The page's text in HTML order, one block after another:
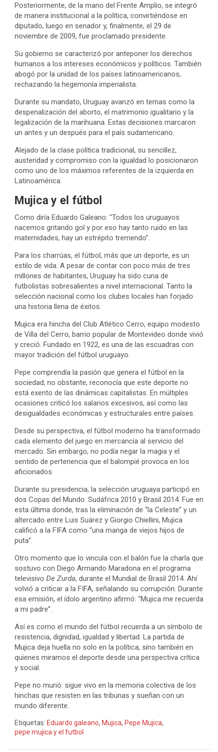
Posteriormente, de la mano del Frente Amplio, se integró
de manera institucional a la política, convirtiéndose en
diputado, luego en senador y, finalmente, el 29 de
noviembre de 2009, fue proclamado presidente.
Su gobierno se caracterizó por anteponer los derechos
humanos a los intereses económicos y políticos. También
abogó por la unidad de los países latinoamericanos,
rechazando la hegemonía imperialista.
Durante su mandato, Uruguay avanzó en temas como la
despenalización del aborto, el matrimonio igualitario y la
legalización de la marihuana. Estas decisiones marcaron
un antes y un después para el país sudamericano.
Alejado de la clase política tradicional, su sencillez,
austeridad y compromiso con la igualdad lo posicionaron
como uno de los máximos referentes de la izquierda en
Latinoamérica.
Mujica y el fútbol
Como diría Eduardo Galeano: “Todos los uruguayos
nacemos gritando gol y por eso hay tanto ruido en las
maternidades, hay un estrépito tremendo”.
Para los charrúas, el fútbol, más que un deporte, es un
estilo de vida. A pesar de contar con poco más de tres
millones de habitantes, Uruguay ha sido cuna de
futbolistas sobresalientes a nivel internacional. Tanto la
selección nacional como los clubes locales han forjado
una historia llena de éxitos.
Mujica era hincha del Club Atlético Cerro, equipo modesto
de Villa del Cerro, barrio popular de Montevideo donde vivió
y creció. Fundado en 1922, es una de las escuadras con
mayor tradición del fútbol uruguayo.
Pepe comprendía la pasión que genera el fútbol en la
sociedad; no obstante, reconocía que este deporte no
está exento de las dinámicas capitalistas. En múltiples
ocasiones criticó los salarios excesivos, así como las
desigualdades económicas y estructurales entre países.
Desde su perspectiva, el fútbol moderno ha transformado
cada elemento del juego en mercancía al servicio del
mercado. Sin embargo, no podía negar la magia y el
sentido de pertenencia que el balompié provoca en los
aficionados.
Durante su presidencia, la selección uruguaya participó en
dos Copas del Mundo: Sudáfrica 2010 y Brasil 2014. Fue en
esta última donde, tras la eliminación de “la Celeste” y un
altercado entre Luis Suárez y Giorgio Chiellini, Mujica
calificó a la FIFA como “una manga de viejos hijos de
puta”.
Otro momento que lo vincula con el balón fue la charla que
sostuvo con Diego Armando Maradona en el programa
televisivo De Zurda, durante el Mundial de Brasil 2014. Ahí
volvió a criticar a la FIFA, señalando su corrupción. Durante
esa emisión, el ídolo argentino afirmó: “Mujica me recuerda
a mi padre”.
Así es como el mundo del fútbol recuerda a un símbolo de
resistencia, dignidad, igualdad y libertad. La partida de
Mujica deja huella no solo en la política, sino también en
quienes miramos el deporte desde una perspectiva crítica
y social.
Pepe no murió: sigue vivo en la memoria colectiva de los
hinchas que resisten en las tribunas y sueñan con un
mundo diferente.
Etiquetas: Eduardo galeano, Mujica, Pepe Mujica,
pepe mujica y el futbol